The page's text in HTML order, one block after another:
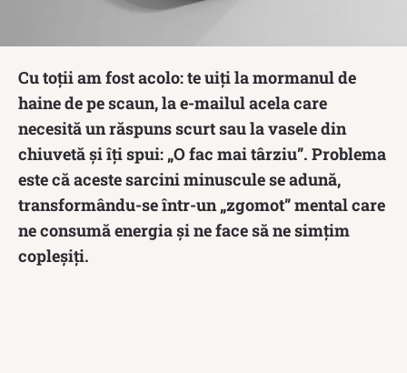
Cu toții am fost acolo: te uiți la mormanul de
haine de pe scaun, la e-mailul acela care
necesită un răspuns scurt sau la vasele din
chiuvetă și îți spui: „O fac mai târziu”. Problema
este că aceste sarcini minuscule se adună,
transformându-se într-un „zgomot” mental care
ne consumă energia și ne face să ne simțim
copleșiți.